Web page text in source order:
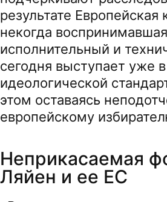
результате Европейская
некогда
исполнительный и
сегодня выступает уже
идеологической
этом оставаясь
европейскому
Неприкасаемая
Ляйен и ее ЕС